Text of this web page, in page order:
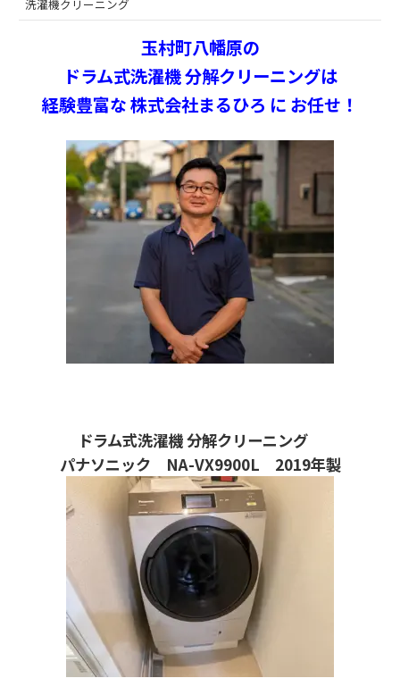
洗濯機クリーニング
玉村町八幡原の
ドラム式洗濯機 分解クリーニングは
経験豊富な 株式会社まるひろ に お任せ！
ドラム式洗濯機 分解クリーニング
パナソニック NA-VX9900L 2019年製